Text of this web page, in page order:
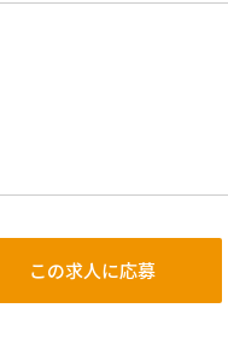
この求人に応募